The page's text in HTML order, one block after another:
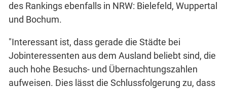
des Rankings ebenfalls in NRW: Bielefeld, Wuppertal
und Bochum.
"Interessant ist, dass gerade die Städte bei
Jobinteressenten aus dem Ausland beliebt sind, die
auch hohe Besuchs- und Übernachtungszahlen
aufweisen. Dies lässt die Schlussfolgerung zu, dass